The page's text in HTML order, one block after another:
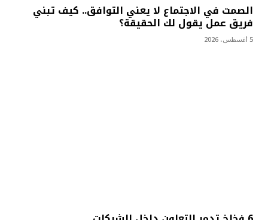
الصمت في الاجتماع لا يعني التوافق.. كيف تبني
فريق عمل يقول لك الحقيقة؟
5 أغسطس، 2026